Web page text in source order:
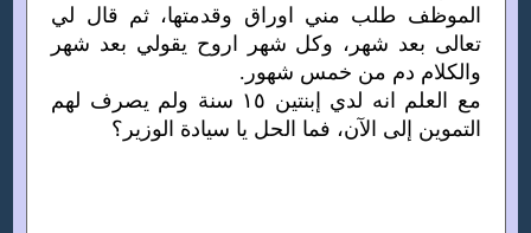
الموظف طلب مني اوراق وقدمتها، ثم قال لي
تعالى بعد شهر، وكل شهر اروح يقولي بعد شهر
والكلام دم من خمس شهور.
مع العلم انه لدي إبنتين ١٥ سنة ولم يصرف لهم
التموين إلى الآن، فما الحل يا سيادة الوزير؟